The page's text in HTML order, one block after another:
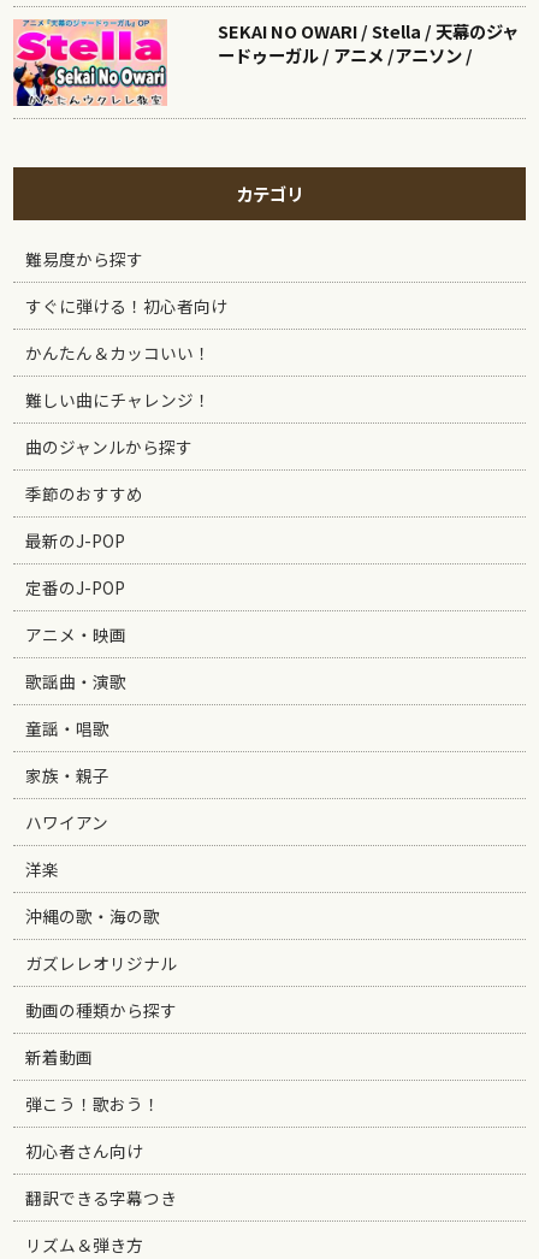
SEKAI NO OWARI / Stella / 天幕のジャ
ードゥーガル / アニメ /アニソン /
カテゴリ
難易度から探す
すぐに弾ける！初心者向け
かんたん＆カッコいい！
難しい曲にチャレンジ！
曲のジャンルから探す
季節のおすすめ
最新のJ-POP
定番のJ-POP
アニメ・映画
歌謡曲・演歌
童謡・唱歌
家族・親子
ハワイアン
洋楽
沖縄の歌・海の歌
ガズレレオリジナル
動画の種類から探す
新着動画
弾こう！歌おう！
初心者さん向け
翻訳できる字幕つき
リズム＆弾き方